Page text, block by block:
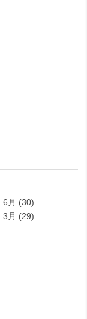
6月 (30)
3月 (29)